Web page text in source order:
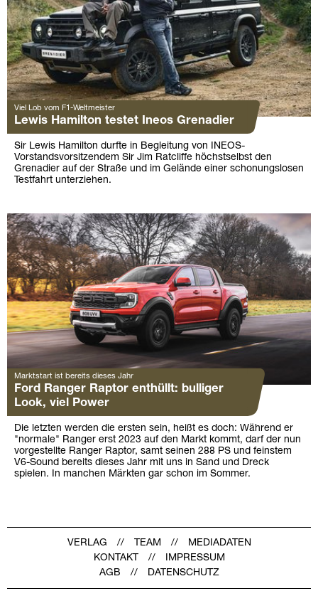
Viel Lob vom F1-Weltmeister
Lewis Hamilton testet Ineos Grenadier
Sir Lewis Hamilton durfte in Begleitung von INEOS-
Vorstandsvorsitzendem Sir Jim Ratcliffe höchstselbst den
Grenadier auf der Straße und im Gelände einer schonungslosen
Testfahrt unterziehen.
Marktstart ist bereits dieses Jahr
Ford Ranger Raptor enthüllt: bulliger
Look, viel Power
Die letzten werden die ersten sein, heißt es doch: Während er
"normale" Ranger erst 2023 auf den Markt kommt, darf der nun
vorgestellte Ranger Raptor, samt seinen 288 PS und feinstem
V6-Sound bereits dieses Jahr mit uns in Sand und Dreck
spielen. In manchen Märkten gar schon im Sommer.
VERLAG TEAM
MEDIADATEN
KONTAKT
IMPRESSUM
AGB
DATENSCHUTZ